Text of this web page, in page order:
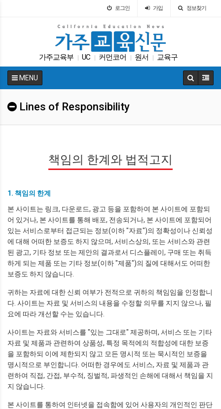
로그인 가입 정보찾기
가주교육부 UC 커먼코어 원서 교육구
| 특별활동 매그닛 스쿨 DACA 대학원 ACT
MENU
Lines of Responsibility
책임의 한계와 법적고지
1. 책임의 한계
본 사이트는 링크, 다운로드, 광고 등을 포함하여 본 사이트에 포함되
어 있거나, 본 사이트를 통해 배포, 전송되거나, 본 사이트에 포함되어
있는 서비스로부터 접근되는 정보(이하 "자료")의 정확성이나 신뢰성
에 대해 어떠한 보증도 하지 않으며, 서비스상의, 또는 서비스와 관련
된 광고, 기타 정보 또는 제안의 결과로서 디스플레이, 구매 또는 취득
하게 되는 제품 또는 기타 정보(이하 "제품")의 질에 대해서도 어떠한
보증도 하지 않습니다.
귀하는 자료에 대한 신뢰 여부가 전적으로 귀하의 책임임을 인정합니
다. 사이트는 자료 및 서비스의 내용을 수정할 의무를 지지 않으나, 필
요에 따라 개선할 수는 있습니다.
사이트는 자료와 서비스를 "있는 그대로" 제공하며, 서비스 또는 기타
자료 및 제품과 관련하여 상품성, 특정 목적에의 적합성에 대한 보증
을 포함하되 이에 제한되지 않고 모든 명시적 또는 묵시적인 보증을
명시적으로 부인합니다. 어떠한 경우에도 서비스, 자료 및 제품과 관
련하여 직접, 간접, 부수적, 징벌적, 파생적인 손해에 대해서 책임을 지
지 않습니다.
본 사이트를 통하여 인터넷을 접속함에 있어 사용자의 개인적인 판단